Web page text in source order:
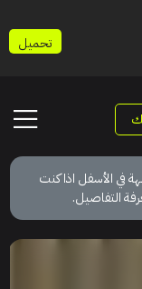
في الأسفل اذا كنت
التفاصيل.
تحميل